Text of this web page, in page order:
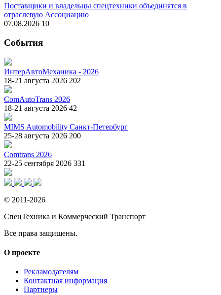
Поставщики и владельцы спецтехники объединятся в
отраслевую Ассоциацию
07.08.2026 10
События
ИнтерАвтоМеханика - 2026
18-21 августа 2026 202
ComAutoTrans 2026
18-21 августа 2026 42
MIMS Automobility Санкт-Петербург
25-28 августа 2026 200
Comtrans 2026
22-25 сентября 2026 331
© 2011-2026
СпецТехника и Коммерческий Транспорт
Все права защищены.
О проекте
Рекламодателям
Контактная информация
Партнеры